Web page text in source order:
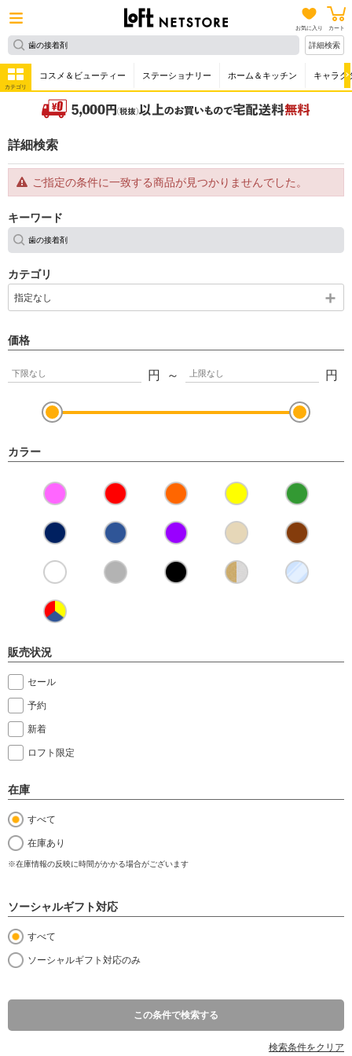
お気に入り カート
詳細検索
カテゴリ
コスメ＆ビューティー ステーショナリー ホーム＆キッチン キャラク
詳細検索
ご指定の条件に一致する商品が見つかりませんでした。
キーワード
カテゴリ
指定なし
価格
円 ～ 円
カラー
販売状況
セール
予約
新着
ロフト限定
在庫
すべて
在庫あり
※在庫情報の反映に時間がかかる場合がございます
ソーシャルギフト対応
すべて
ソーシャルギフト対応のみ
この条件で検索する
検索条件をクリア